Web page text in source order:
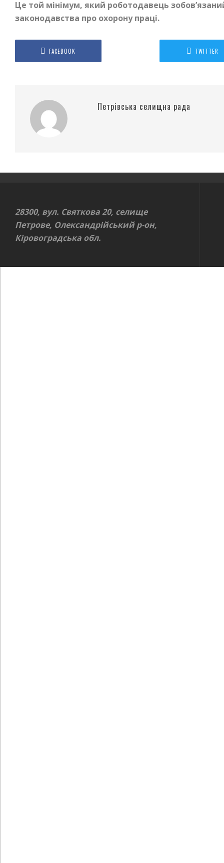
Це той мінімум, який роботодавець зобов’
законодавства про охорону праці.
FACEBOOK TWITTER
Петрівська селищна рада
28300, вул. Святкова 20, селище
Петрове, Олександрійський р-он,
Кіровоградська обл.